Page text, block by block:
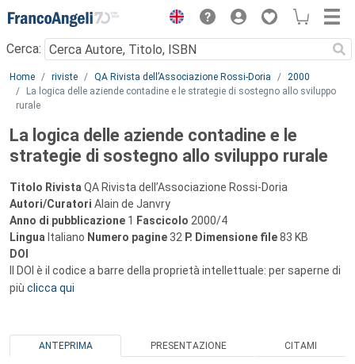
Menu
Cerca:
Main content
Home riviste QA Rivista dell’Associazione Rossi-Doria
2000
La logica delle aziende contadine e le strategie di sostegno allo sviluppo
rurale
La logica delle aziende contadine e le
strategie di sostegno allo sviluppo rurale
Titolo Rivista QA Rivista dell’Associazione Rossi-Doria
Autori/Curatori Alain de Janvry
Anno di pubblicazione 1 Fascicolo 2000/4
Lingua Italiano Numero pagine 32 P. Dimensione file83 KB
DOI
Il DOI è il codice a barre della proprietà intellettuale: per saperne di
più clicca qui
ANTEPRIMA PRESENTAZIONE CITAMI